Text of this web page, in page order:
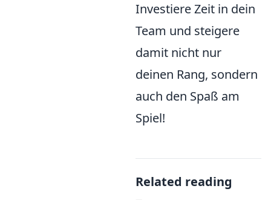
Investiere Zeit in dein
Team und steigere
damit nicht nur
deinen Rang, sondern
auch den Spaß am
Spiel!
Related reading